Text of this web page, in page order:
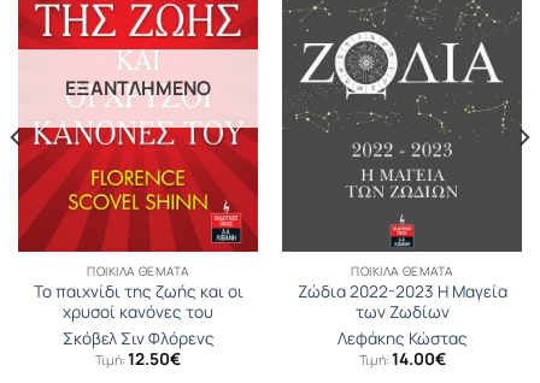
ΕΞΑΝΤΛΗΜΈΝΟ
ΠΟΙΚΊΛΑ ΘΈΜΑΤΑ
Το παιχνίδι της ζωής και οι
χρυσοί κανόνες του
Σκόβελ Σιν Φλόρενς
Τιμή: 12.50€
ΠΟΙΚΊΛΑ ΘΈΜΑΤΑ
Ζώδια 2022-2023 Η Μαγεία
των Ζωδίων
Λεφάκης Κώστας
Τιμή: 14.00€